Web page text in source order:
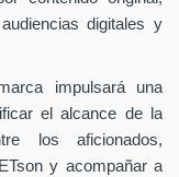
digitales y
impulsará una
el alcance de la
los aficionados,
y acompañar a